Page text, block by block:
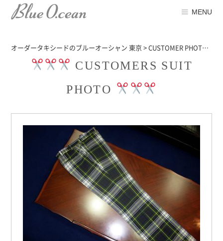
MENU
オーダータキシードのブルーオーシャン 東京 >CUSTOMER PHOTO >
CUSTOMERS SUIT
PHOTO